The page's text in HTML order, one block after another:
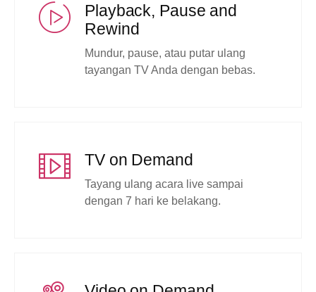
Playback, Pause and
Rewind
Mundur, pause, atau putar ulang
tayangan TV Anda dengan bebas.
TV on Demand
Tayang ulang acara live sampai
dengan 7 hari ke belakang.